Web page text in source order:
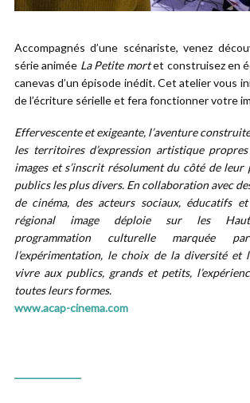
Accompagnés d’une scénariste, venez
série animée La Petite mortet construisez en
canevas d’un épisode inédit. Cet atelier vous
de l’écriture sérielle et fera fonctionner votre
Effervescente et exigeante, l’aventure
les territoires d’expression artistique
images et s’inscrit résolument du côté de leur
publics les plus divers. En collaboration avec
de cinéma, des acteurs sociaux, éducatifs
régional image déploie sur les
programmation culturelle marquée
l’expérimentation, le choix de la diversité et
vivre aux publics, grands et petits,
toutes leurs formes.
www.acap-cinema.com